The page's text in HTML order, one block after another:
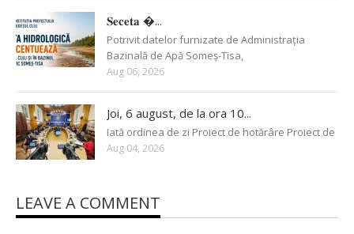
𝐒𝐞𝐜𝐞𝐭𝐚 �...
Potrivit datelor furnizate de Administrația
Bazinală de Apă Someș-Tisa,
Aug 06, 2026
Joi, 6 august, de la ora 10...
Iată ordinea de zi Proiect de hotărâre Proiect de
Aug 04, 2026
LEAVE A COMMENT